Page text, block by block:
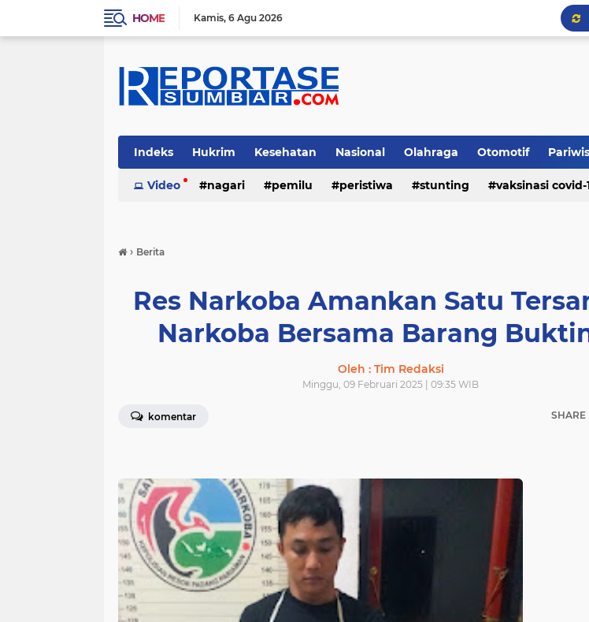
HOME Kamis 6 Agu 2026
Indeks Hukrim Kesehatan Nasional Olahraga Otomotif
Video nagari pemilu peristiwa stunting vaksinasi covid-
› Berita
Res Narkoba Amankan Satu
Narkoba Bersama Barang
Oleh : Tim Redaksi
Minggu, 09 Februari 2025 | 09:35 WIB
komentar SHARE